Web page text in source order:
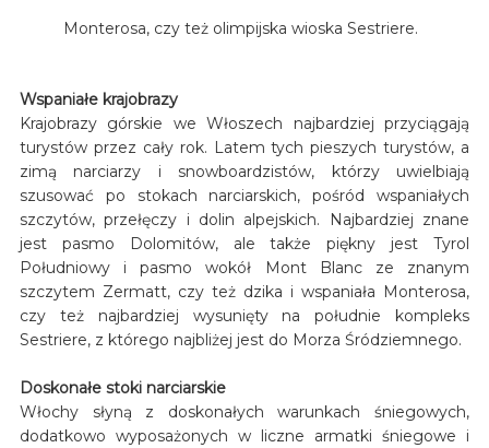
Monterosa, czy też olimpijska wioska Sestriere.
Wspaniałe krajobrazy
Krajobrazy górskie we Włoszech najbardziej przyciągają
turystów przez cały rok. Latem tych pieszych turystów, a
zimą narciarzy i snowboardzistów, którzy uwielbiają
szusować po stokach narciarskich, pośród wspaniałych
szczytów, przełęczy i dolin alpejskich. Najbardziej znane
jest pasmo Dolomitów, ale także piękny jest Tyrol
Południowy i pasmo wokół Mont Blanc ze znanym
szczytem Zermatt, czy też dzika i wspaniała Monterosa,
czy też najbardziej wysunięty na południe kompleks
Sestriere, z którego najbliżej jest do Morza Śródziemnego.
Doskonałe stoki narciarskie
Włochy słyną z doskonałych warunkach śniegowych,
dodatkowo wyposażonych w liczne armatki śniegowe i